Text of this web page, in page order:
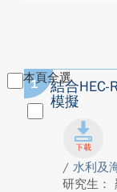
本頁全選
1
結合HEC-
模擬
/ 水利及
研究生：